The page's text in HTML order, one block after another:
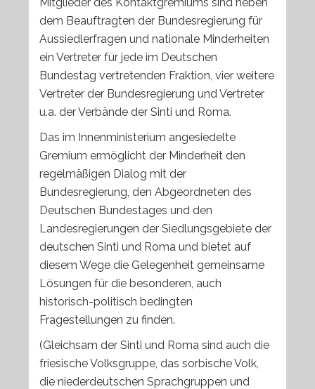
dem Beauftragten der Bundesregierung für
Aussiedlerfragen und nationale Minderheiten
ein Vertreter für jede im Deutschen
Bundestag vertretenden Fraktion, vier weitere
Vertreter der Bundesregierung und Vertreter
u.a. der Verbände der Sinti und Roma.
Das im Innenministerium angesiedelte
Gremium ermöglicht der Minderheit den
regelmäßigen Dialog mit der
Bundesregierung, den Abgeordneten des
Deutschen Bundestages und den
Landesregierungen der Siedlungsgebiete der
deutschen Sinti und Roma und bietet auf
diesem Wege die Gelegenheit gemeinsame
Lösungen für die besonderen, auch
historisch-politisch bedingten
Fragestellungen zu finden.
(Gleichsam der Sinti und Roma sind auch die
friesische Volksgruppe, das sorbische Volk,
die niederdeutschen Sprachgruppen und